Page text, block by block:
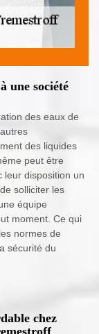
une société
des eaux de
des liquides
peut être
leur disposition un
solliciter les
équipe
moment. Ce qui
normes de
sécurité du
chez